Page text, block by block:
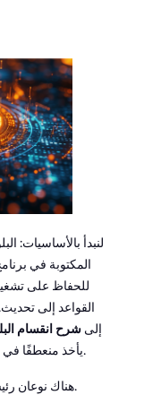
لنبدأ بالأساسيات:
المكتوبة في
للحفاظ على
القواعد إلى
إلى شرح انقسام
يأخذ منعطفًا في الطريق، وينقسم حرفيًا إلى مسارات مختلفة.
هناك نوعان.